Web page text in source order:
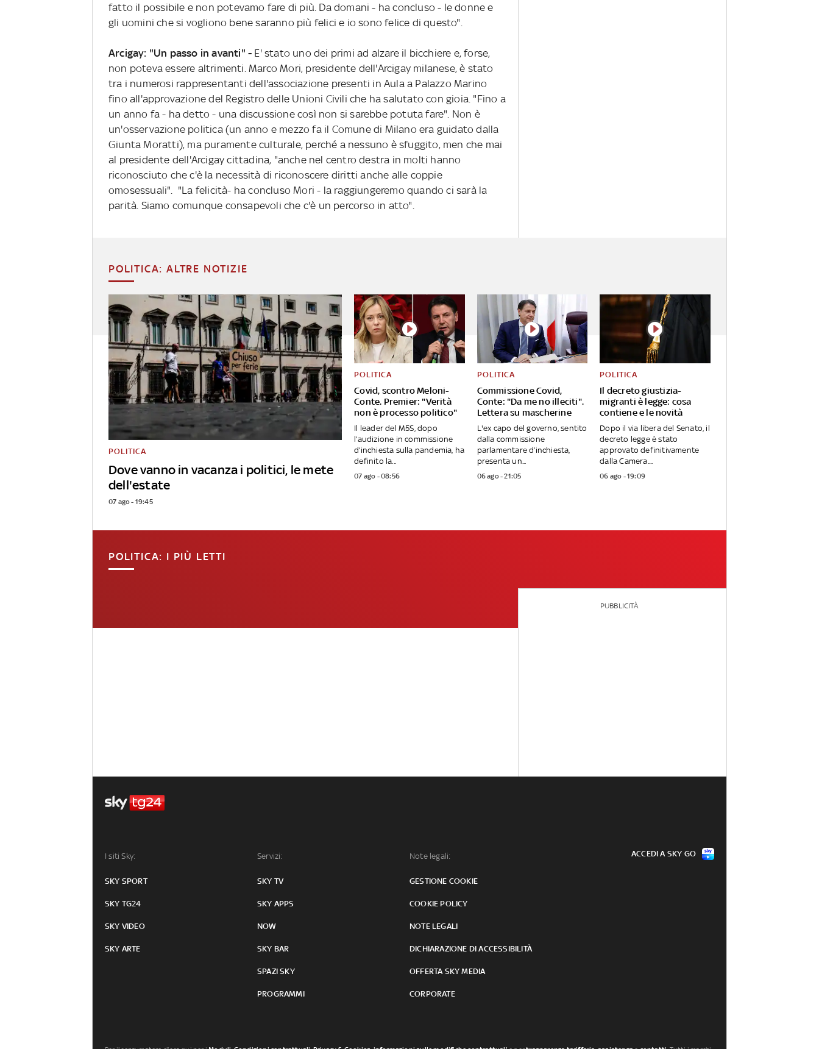
fatto il possibile e non potevamo fare di più. Da domani - ha concluso - le donne e
gli uomini che si vogliono bene saranno più felici e io sono felice di questo".
Arcigay: "Un passo in avanti" - E' stato uno dei primi ad alzare il bicchiere e, forse,
non poteva essere altrimenti. Marco Mori, presidente dell'Arcigay milanese, è stato
tra i numerosi rappresentanti dell'associazione presenti in Aula a Palazzo Marino
fino all'approvazione del Registro delle Unioni Civili che ha salutato con gioia. "Fino a
un anno fa - ha detto - una discussione così non si sarebbe potuta fare". Non è
un'osservazione politica (un anno e mezzo fa il Comune di Milano era guidato dalla
Giunta Moratti), ma puramente culturale, perché a nessuno è sfuggito, men che mai
al presidente dell'Arcigay cittadina, "anche nel centro destra in molti hanno
riconosciuto che c'è la necessità di riconoscere diritti anche alle coppie
omosessuali". "La felicità- ha concluso Mori - la raggiungeremo quando ci sarà la
parità. Siamo comunque consapevoli che c'è un percorso in atto".
POLITICA: ALTRE NOTIZIE
Dove vanno in vacanza i politici, le mete
dell'estate
POLITICA
07 ago - 19:45
Covid, scontro Meloni-
Conte. Premier: "Verità
non è processo politico"
POLITICA
Il leader del M5S, dopo
l’audizione in commissione
d’inchiesta sulla pandemia, ha
definito la...
07 ago - 08:56
Commissione Covid,
Conte: "Da me no illeciti".
Lettera su mascherine
POLITICA
L'ex capo del governo, sentito
dalla commissione
parlamentare d’inchiesta,
presenta un...
06 ago - 21:05
Il decreto giustizia-
migranti è legge: cosa
contiene e le novità
POLITICA
Dopo il via libera del Senato, il
decreto legge è stato
approvato definitivamente
dalla Camera....
06 ago - 19:09
POLITICA: I PIÙ LETTI
PUBBLICITÀ
I siti Sky:
SKY SPORT
SKY TG24
SKY VIDEO
SKY ARTE
Servizi:
SKY TV
SKY APPS
NOW
SKY BAR
SPAZI SKY
PROGRAMMI
Note legali:
GESTIONE COOKIE
COOKIE POLICY
NOTE LEGALI
DICHIARAZIONE DI ACCESSIBILITÀ
OFFERTA SKY MEDIA
CORPORATE
ACCEDI A SKY GO